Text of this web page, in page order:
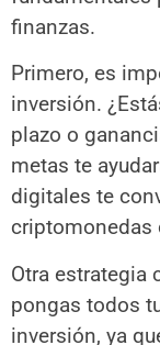
finanzas.
Primero, es
inversión.
plazo o
metas te
digitales te
criptomonedas
Otra estrategia
pongas todos
inversión, ya